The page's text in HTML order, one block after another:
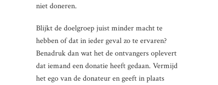
niet doneren.
Blijkt de doelgroep juist minder macht te
hebben of dat in ieder geval zo te ervaren?
Benadruk dan wat het de ontvangers oplevert
dat iemand een donatie heeft gedaan. Vermijd
het ego van de donateur en geeft in plaats